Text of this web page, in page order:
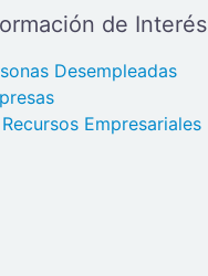
de Interés
Desempleadas
Empresariales